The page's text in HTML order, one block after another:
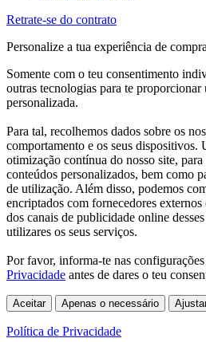
Retrate-se do contrato
Personalize a tua experiência de compra
Somente com o teu consentimento
outras tecnologias para te
personalizada.
Para tal, recolhemos dados sobre os
comportamento e os seus dispositivos.
otimização contínua do nosso site,
conteúdos personalizados, bem como
de utilização. Além disso, podemos
encriptados com fornecedores externos
dos canais de publicidade online
utilizares os seus serviços.
Por favor, informa-te nas configurações
Privacidade antes de dares o teu
Aceitar Apenas o necessário
Política de Privacidade